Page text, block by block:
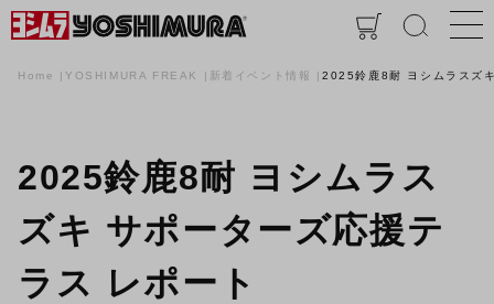
Home YOSHIMURA FREAK 新着イベント情報 2025鈴鹿8耐 ヨシムラスズ
2025鈴鹿8耐 ヨシムラス
ズキ サポーターズ応援テ
ラス レポート